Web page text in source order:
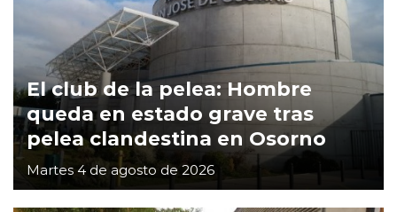
El club de la pelea: Hombre
queda en estado grave tras
pelea clandestina en Osorno
Martes 4 de agosto de 2026